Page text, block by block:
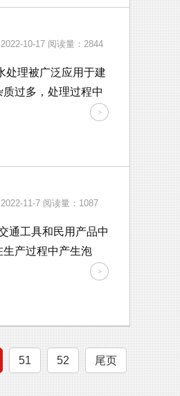
2022-10-17 阅读量：2844
处理被广泛应用于建
过多，处理过程中
2022-11-7 阅读量：1087
通工具和民用产品中
产过程中产生泡
51 52 尾页